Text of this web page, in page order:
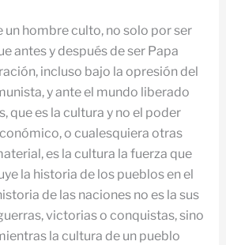
un hombre culto, no solo por ser
antes y después de ser Papa
incluso bajo la opresión del
y ante el mundo liberado
que es la cultura y no el poder
o cualesquiera otras
es la cultura la fuerza que
la historia de los pueblos en el
de las naciones no es la sus
victorias o conquistas, sino
la cultura de un pueblo